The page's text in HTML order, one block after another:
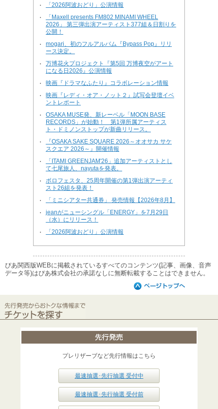
・
「2026阿波おどり」公演情報
・
「Maxell presents FM802 MINAMI WHEEL
2026」 第三弾出演アーティスト377組＆日割りを
公開！
・
mogari、初のフルアルバム『Bypass Pop』リリ
ース決定。
・
万博花火プロジェクト『第5回 万博夜空がアート
になる日2026』公演情報
・
映画『ドラマなふたり』コラボレーション情報
・
映画『レディ・オア・ノット２』試写会登壇イベ
ントレポート
・
OSAKA MUSE発、新レーベル「MOON BASE
RECORDS」が始動！ 第1弾所属アーティス
ト・ドミノンストップが新曲リリース。
・
『OSAKA SAKE SQUARE 2026～オオサカ サケ
スクエア 2026～』開催情報
・
「ITAMI GREENJAM'26」追加アーティストとし
て七尾旅人、nayutaを発表。
・
ボロフェスタ、25周年開催の第1弾出演アーティ
スト26組を発表！
・
「ミニシアター共通券」 発売情報【2026年8月】
・
jeanがニューシングル「ENERGY」を7月29日
（水）にリリース！
・
「2026阿波おどり」公演情報
ぴあ関西版WEBに掲載されているすべてのコンテンツ(記事、画像、音声
データ等)はぴあ株式会社の承諾なしに無断転載することはできません。
プレリザーブなど先行情報はこちら
最速抽選･先行抽選 受付中
最速抽選･先行抽選 受付前